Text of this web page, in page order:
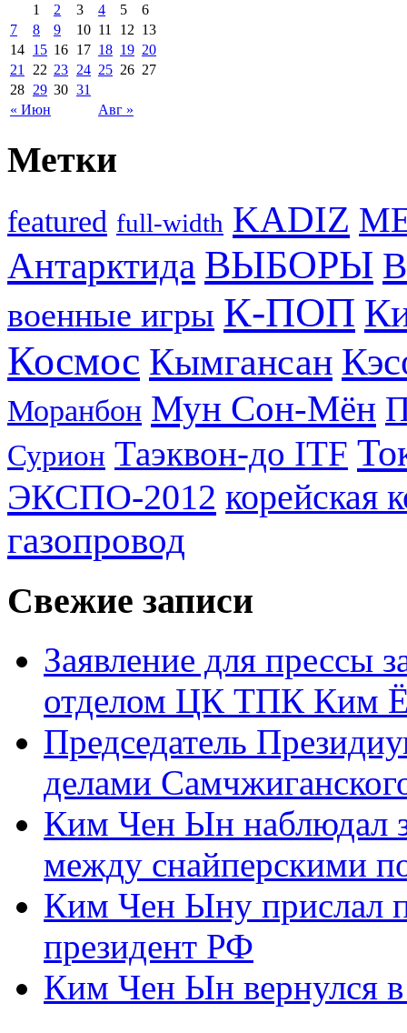
« Июн Авг »
1 2 3 4 5
6
7
8 9 10 11 12 13
14 15 16 17 18 19 20
21
22 23 24 25 26 27
28 29 30 31
Метки
featured full-width KADIZ
Антарктида ВЫБОРЫ
военные игры К-ПОП
Космос Кымгансан
Моранбон Мун Сон-Мён
Сурион Таэквон-до ITF
ЭКСПО-2012 корейская
газопровод
Свежие записи
Заявление для прессы
отделом ЦК ТПК Ким
Председатель
делами
Ким Чен Ын наблюдал
между снайперскими
Ким Чен Ыну прислал
президент РФ
Ким Чен Ын вернулся